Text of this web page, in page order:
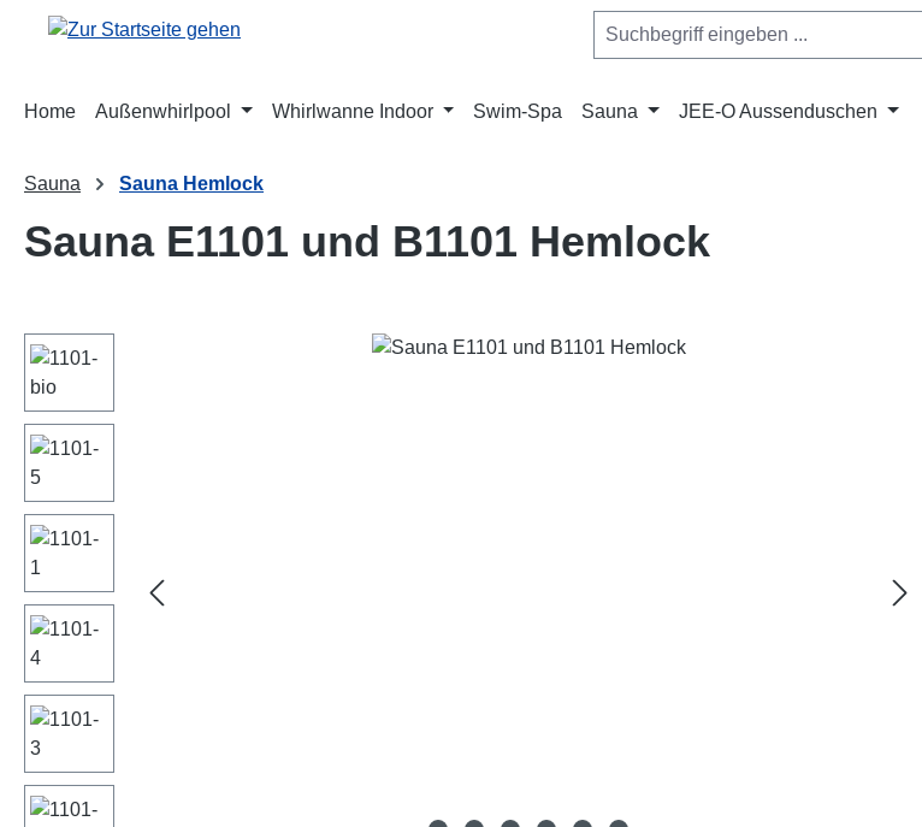
Hauptinhalt springen
Zur Suche springen
Zur Hauptnavigation springen
Home Außenwhirlpool Whirlwanne Indoor Swim-Spa Sauna JEE-O Aussenduschen
Sauna Sauna Hemlock
Sauna E1101 und B1101 Hemlock
Bildergalerie überspringen